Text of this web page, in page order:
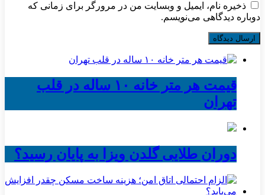
ذخیره نام، ایمیل و وبسایت من در مرورگر برای زمانی که
دوباره دیدگاهی می‌نویسم.
قیمت هر متر خانه ۱۰ ساله در قلب
تهران
دوران طلایی گلدن ویزا به پایان رسید؟